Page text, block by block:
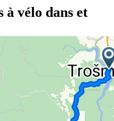
vélo dans et